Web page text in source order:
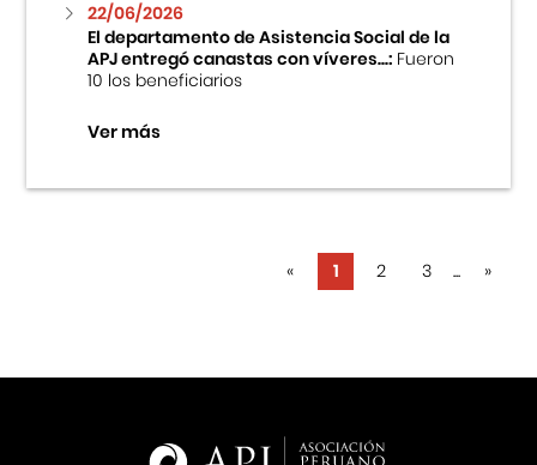
22/06/2026
El departamento de Asistencia Social de la
APJ entregó canastas con víveres...:Fueron
10 los beneficiarios
Ver más
« 1 2 3 ... »